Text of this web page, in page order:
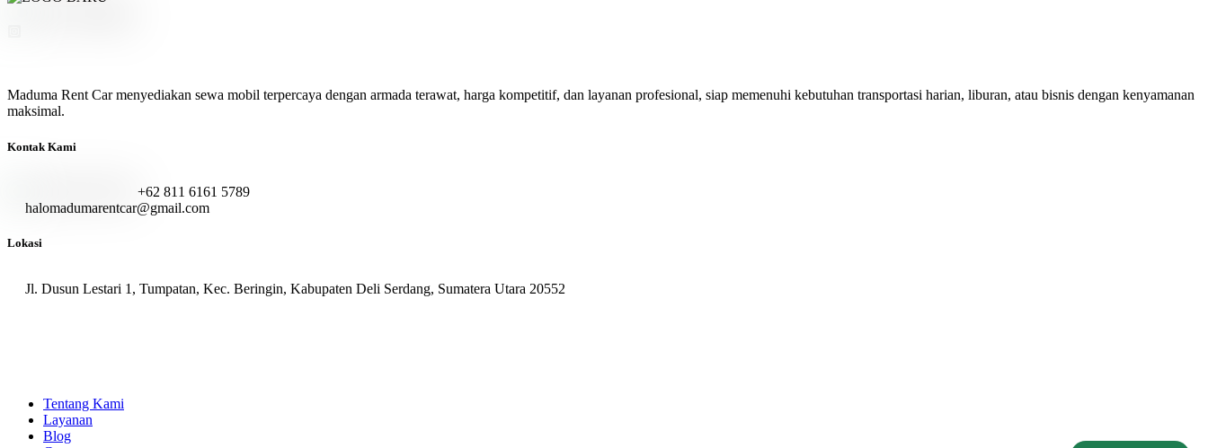
Maduma Rent Car menyediakan sewa mobil terpercaya dengan armada terawat, harga kompetitif, dan layanan profesional, siap memenuhi kebutuhan transportasi harian, liburan, atau bisnis dengan kenyamanan
maksimal.
Kontak Kami
+62 811 6161 5789
halomadumarentcar@gmail.com
Lokasi
Jl. Dusun Lestari 1, Tumpatan, Kec. Beringin, Kabupaten Deli Serdang, Sumatera Utara 20552
Tentang Kami
Layanan
Blog